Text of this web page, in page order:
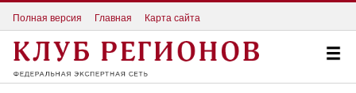
Полная версия Главная Карта сайта